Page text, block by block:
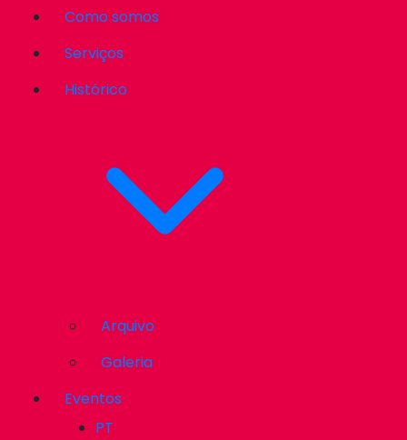
Como somos
Serviços
Histórico
Arquivo
Galeria
Eventos
PT